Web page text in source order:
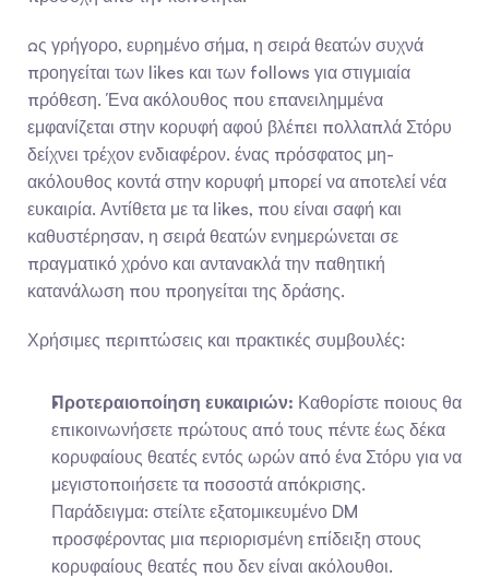
Ως γρήγορο, ευρημένο σήμα, η σειρά θεατών συχνά
προηγείται των likes και των follows για στιγμιαία
πρόθεση. Ένα ακόλουθος που επανειλημμένα
εμφανίζεται στην κορυφή αφού βλέπει πολλαπλά Στόρυ
δείχνει τρέχον ενδιαφέρον. ένας πρόσφατος μη-
ακόλουθος κοντά στην κορυφή μπορεί να αποτελεί νέα
ευκαιρία. Αντίθετα με τα likes, που είναι σαφή και
καθυστέρησαν, η σειρά θεατών ενημερώνεται σε
πραγματικό χρόνο και αντανακλά την παθητική
κατανάλωση που προηγείται της δράσης.
Χρήσιμες περιπτώσεις και πρακτικές συμβουλές:
Προτεραιοποίηση ευκαιριών: Καθορίστε ποιους θα
επικοινωνήσετε πρώτους από τους πέντε έως δέκα
κορυφαίους θεατές εντός ωρών από ένα Στόρυ για να
μεγιστοποιήσετε τα ποσοστά απόκρισης.
Παράδειγμα: στείλτε εξατομικευμένο DM
προσφέροντας μια περιορισμένη επίδειξη στους
κορυφαίους θεατές που δεν είναι ακόλουθοι.